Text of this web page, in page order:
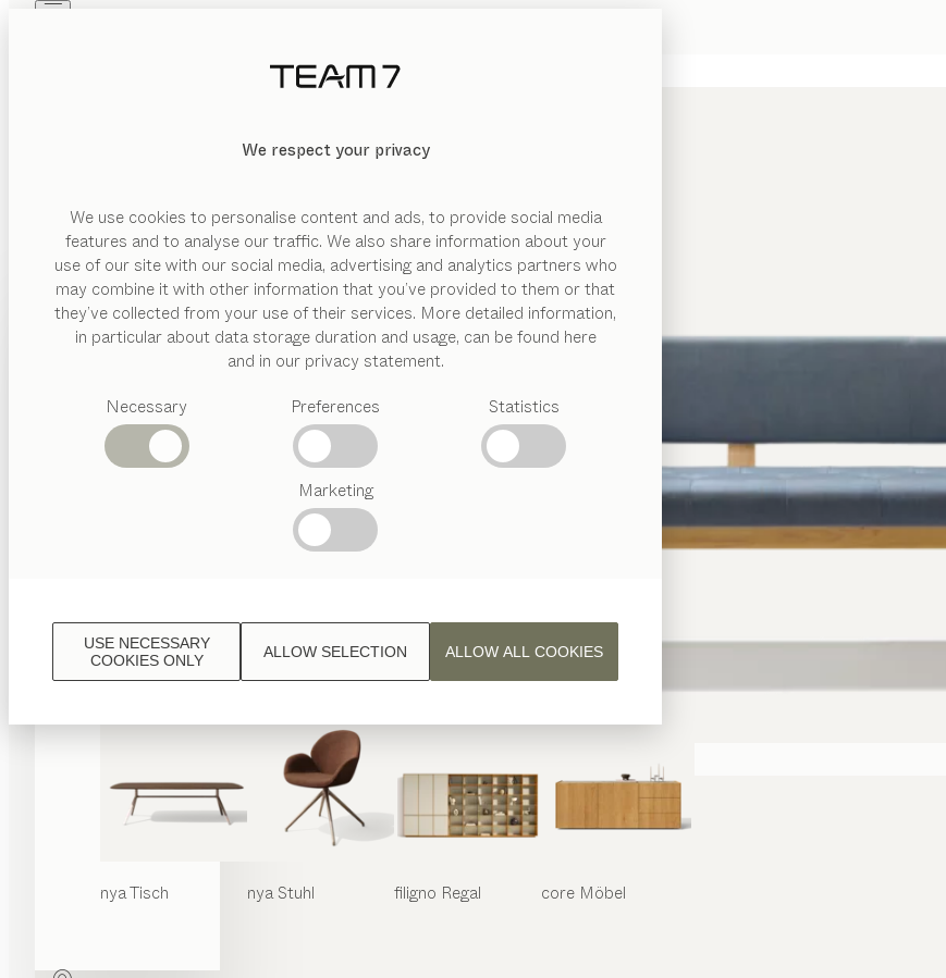
We respect your privacy
We use cookies to personalise content and ads, to provide social media
features and to analyse our traffic. We also share information about your
use of our site with our social media, advertising and analytics partners who
may combine it with other information that you’ve provided to them or that
they’ve collected from your use of their services. More detailed information,
in particular about data storage duration and usage, can be found here
and in our privacy statement.
Necessary
Preferences Statistics
Marketing
USE NECESSARY
COOKIES ONLY
ALLOW SELECTION ALLOW ALL COOKIES
Esstische
Küchen
Regale
Betten
Interior
Design
TEAM
7 Welt
nyaTisch nyaStuhl filigno Regal core Möbel
PRODUKTE
ÜBER UNS
HÄNDLER